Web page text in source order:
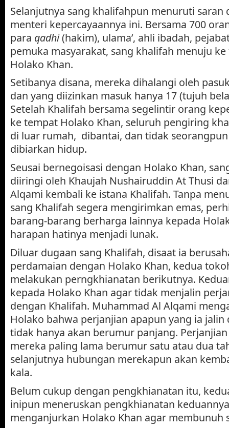
Selanjutnya sang khalifahpun menuruti saran
menteri kepercayaannya ini. Bersama 700
para qadhi(hakim), ulama’, ahli ibadah,
pemuka masyarakat, sang khalifah menuju
Holako Khan.
Setibanya disana, mereka dihalangi oleh
dan yang diizinkan masuk hanya 17 (tujuh
Setelah Khalifah bersama segelintir orang
ke tempat Holako Khan, seluruh pengiring
di luar rumah, dibantai, dan tidak
dibiarkan hidup.
Seusai bernegoisasi dengan Holako Khan,
diiringi oleh Khaujah Nushairuddin At Thusi
Alqami kembali ke istana Khalifah. Tanpa
sang Khalifah segera mengirimkan emas,
barang-barang berharga lainnya kepada
harapan hatinya menjadi lunak.
Diluar dugaan sang Khalifah, disaat ia
perdamaian dengan Holako Khan, kedua
melakukan perngkhianatan berikutnya.
kepada Holako Khan agar tidak menjalin
dengan Khalifah. Muhammad Al Alqami
Holako bahwa perjanjian apapun yang ia jalin
tidak hanya akan berumur panjang.
mereka paling lama berumur satu atau dua
selanjutnya hubungan merekapun akan
kala.
Belum cukup dengan pengkhianatan itu,
inipun meneruskan pengkhianatan
menganjurkan Holako Khan agar membunuh